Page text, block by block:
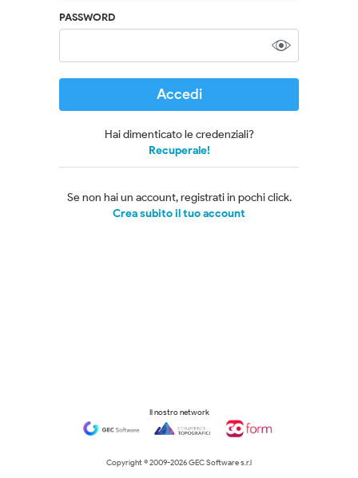
PASSWORD
Accedi
Hai dimenticato le credenziali?
Recuperale!
Se non hai un account, registrati in pochi click.
Crea subito il tuo account
Copyright © 2009-2026 GEC Software s.r.l
Il nostro network